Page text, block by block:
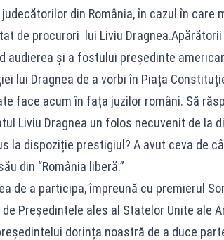
din România, în cazul în care
de procurori lui Liviu
audierea și a fostului președinte
lui Dragnea de a vorbi în Piața
face acum în fața juzilor români. Să
Liviu Dragnea un folos necuvenit de la
la dispoziție prestigiul? A avut ceva de
din “România liberă.”
de a participa, împreună cu premierul
Președintele ales al Statelor Unite ale
dorința noastră de a duce